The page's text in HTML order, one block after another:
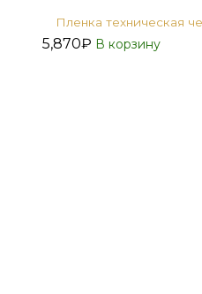
Пленка техническая
5,870₽ В корзину